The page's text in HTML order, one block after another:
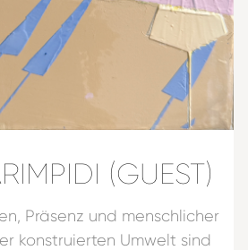
(GUEST)
Präsenz und menschlicher
konstruierten Umwelt sind